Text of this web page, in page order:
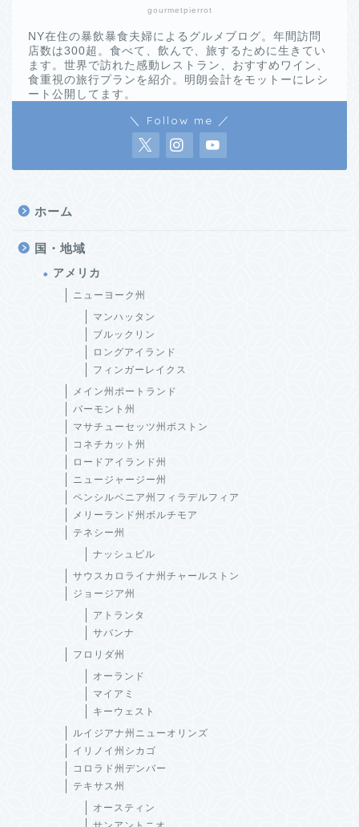
gourmetpierrot
NY在住の暴飲暴食夫婦によるグルメブログ。年間訪問
店数は300超。食べて、飲んで、旅するために生きてい
ます。世界で訪れた感動レストラン、おすすめワイン、
食重視の旅行プランを紹介。明朗会計をモットーにレシ
ート公開してます。
＼ Follow me ／
ホーム
国・地域
アメリカ
ニューヨーク州
マンハッタン
ブルックリン
ロングアイランド
フィンガーレイクス
メイン州ポートランド
バーモント州
マサチューセッツ州ボストン
コネチカット州
ロードアイランド州
ニュージャージー州
ペンシルベニア州フィラデルフィア
メリーランド州ボルチモア
テネシー州
ナッシュビル
サウスカロライナ州チャールストン
ジョージア州
アトランタ
サバンナ
フロリダ州
オーランド
マイアミ
キーウェスト
ルイジアナ州ニューオリンズ
イリノイ州シカゴ
コロラド州デンバー
テキサス州
オースティン